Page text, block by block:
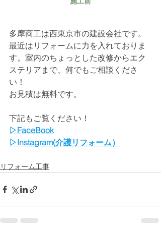
多摩商工は西東京市の建設会社です。
最近はリフォームに力を入れておりま
す。室内のちょっとした改修からエク
ステリアまで、何でもご相談くださ
い！
お見積は無料です。
下記もご覧ください！
▷FaceBook
▷Instagram(介護リフォーム）
リフォーム工事